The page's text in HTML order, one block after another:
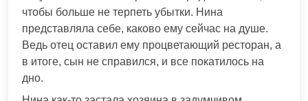
чтобы больше не терпеть убытки. Нина
представляла себе, каково ему сейчас на душе.
Ведь отец оставил ему процветающий ресторан, а
в итоге, сын не справился, и все покатилось на
дно.